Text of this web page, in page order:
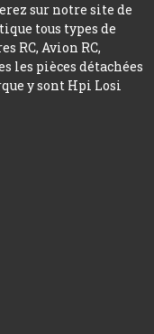
sur notre site de
tous types de
RC, Avion RC,
les pièces détachées
y sont Hpi Losi